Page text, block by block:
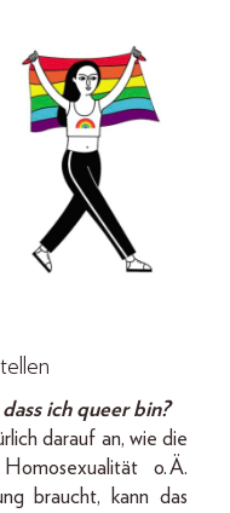
ich queer bin?
darauf an, wie die
o. Ä.
braucht, kann das